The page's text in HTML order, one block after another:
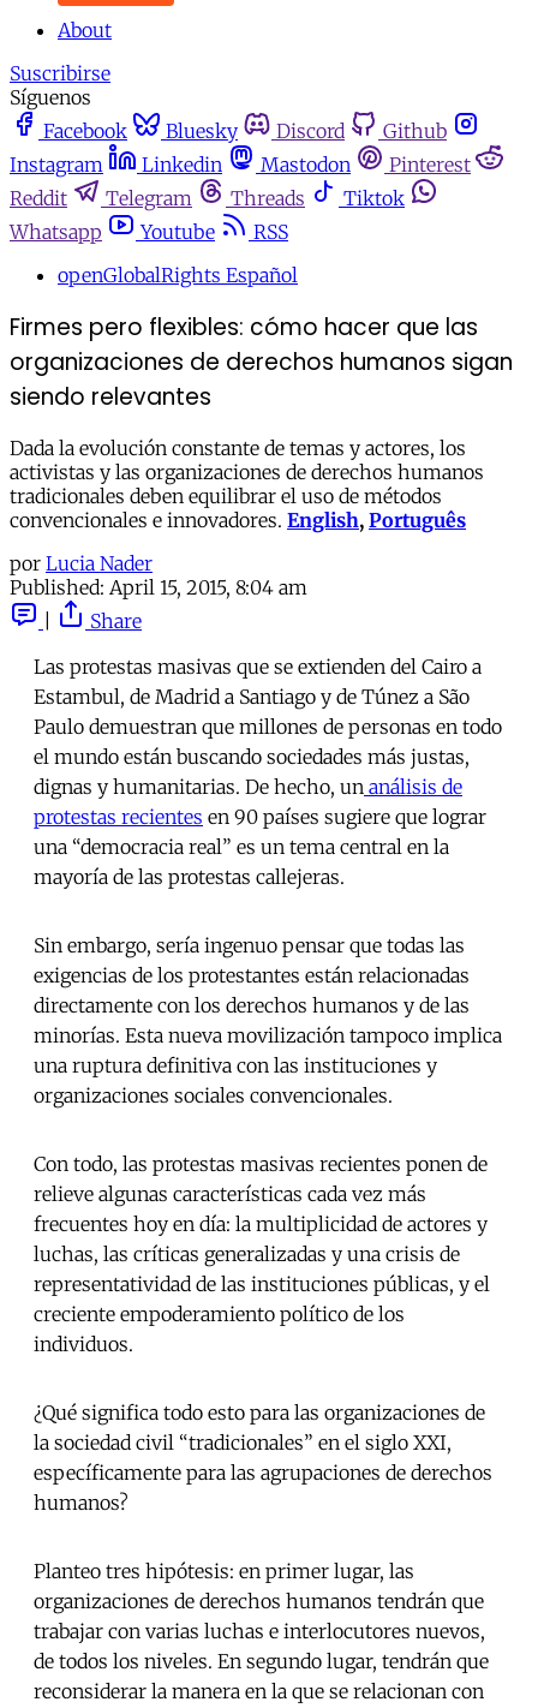
About
Suscribirse
Síguenos
Facebook
Bluesky Discord
Github
Instagram
Linkedin Mastodon
Pinterest
Reddit
Telegram Threads
Tiktok
Whatsapp
Youtube
RSS
openGlobalRights Español
Firmes pero flexibles: cómo hacer que las
organizaciones de derechos humanos sigan
siendo relevantes
Dada la evolución constante de temas y actores, los
activistas y las organizaciones de derechos humanos
tradicionales deben equilibrar el uso de métodos
convencionales e innovadores. English, Português
por Lucia Nader
Published: April 15, 2015, 8:04 am
Share
Las protestas masivas que se extienden del Cairo a
Estambul, de Madrid a Santiago y de Túnez a São
Paulo demuestran que millones de personas en todo
el mundo están buscando sociedades más justas,
dignas y humanitarias. De hecho, un análisis de
protestas recientes en 90 países sugiere que lograr
una “democracia real” es un tema central en la
mayoría de las protestas callejeras.
Sin embargo, sería ingenuo pensar que todas las
exigencias de los protestantes están relacionadas
directamente con los derechos humanos y de las
minorías. Esta nueva movilización tampoco implica
una ruptura definitiva con las instituciones y
organizaciones sociales convencionales.
Con todo, las protestas masivas recientes ponen de
relieve algunas características cada vez más
frecuentes hoy en día: la multiplicidad de actores y
luchas, las críticas generalizadas y una crisis de
representatividad de las instituciones públicas, y el
creciente empoderamiento político de los
individuos.
¿Qué significa todo esto para las organizaciones de
la sociedad civil “tradicionales” en el siglo XXI,
específicamente para las agrupaciones de derechos
humanos?
Planteo tres hipótesis: en primer lugar, las
organizaciones de derechos humanos tendrán que
trabajar con varias luchas e interlocutores nuevos,
de todos los niveles. En segundo lugar, tendrán que
reconsiderar la manera en la que se relacionan con